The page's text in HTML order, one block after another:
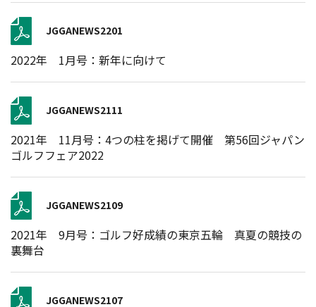
JGGANEWS2201
2022年 1月号：新年に向けて
JGGANEWS2111
2021年 11月号：4つの柱を掲げて開催 第56回ジャパン
ゴルフフェア2022
JGGANEWS2109
2021年 9月号：ゴルフ好成績の東京五輪 真夏の競技の
裏舞台
JGGANEWS2107